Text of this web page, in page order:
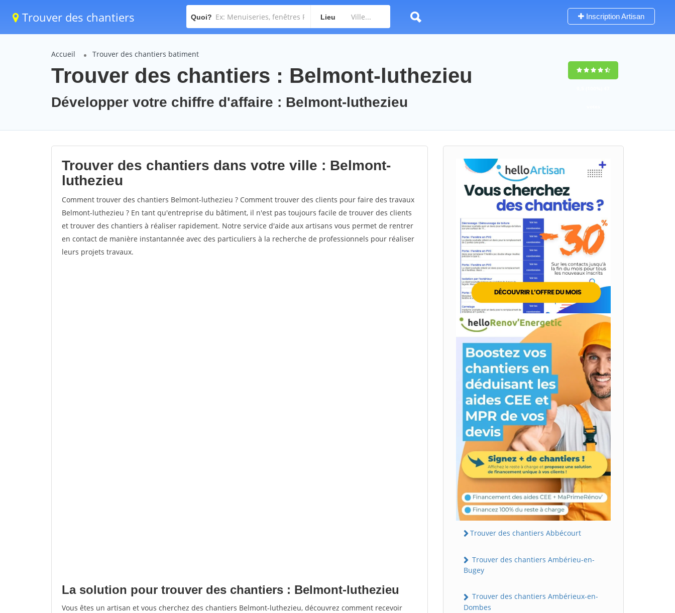
Trouver des chantiers Quoi? Lieu Inscription Artisan
Accueil Trouver des chantiers batiment
Trouver des chantiers : Belmont-luthezieu
Développer votre chiffre d'affaire : Belmont-luthezieu
Trouver des chantiers dans votre ville : Belmont-
luthezieu
Comment trouver des chantiers Belmont-luthezieu ? Comment trouver des clients pour faire des travaux
Belmont-luthezieu ? En tant qu'entreprise du bâtiment, il n'est pas toujours facile de trouver des clients
et trouver des chantiers à réaliser rapidement. Notre service d'aide aux artisans vous permet de rentrer
en contact de manière instantannée avec des particuliers à la recherche de professionnels pour réaliser
leurs projets travaux.
La solution pour trouver des chantiers : Belmont-luthezieu
Vous êtes un artisan et vous cherchez des chantiers Belmont-luthezieu, découvrez comment recevoir
Trouver des chantiers Abbécourt
Trouver des chantiers Ambérieu-en-
Bugey
Trouver des chantiers Ambérieux-en-
Dombes